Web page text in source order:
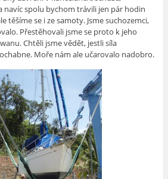
spolu bychom trávili jen pár hodin
těšíme se i ze samoty. Jsme suchozemci,
Přestěhovali jsme se proto k jeho
Chtěli jsme vědět, jestli síla
Moře nám ale učarovalo nadobro.